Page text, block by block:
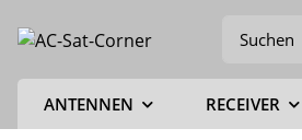
ANTENNEN RECEIVER